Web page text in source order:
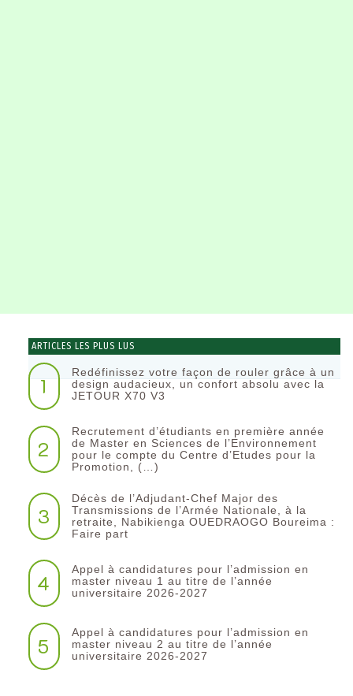
ARTICLES LES PLUS LUS
1
Redéfinissez votre façon de rouler grâce à un
design audacieux, un confort absolu avec la
JETOUR X70 V3
2
Recrutement d’étudiants en première année
de Master en Sciences de l’Environnement
pour le compte du Centre d’Etudes pour la
Promotion, (…)
3
Décès de l’Adjudant-Chef Major des
Transmissions de l’Armée Nationale, à la
retraite, Nabikienga OUEDRAOGO Boureima :
Faire part
4
Appel à candidatures pour l’admission en
master niveau 1 au titre de l’année
universitaire 2026-2027
5
Appel à candidatures pour l’admission en
master niveau 2 au titre de l’année
universitaire 2026-2027